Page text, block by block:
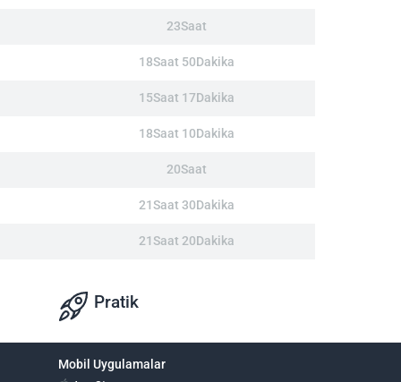
23Saat
18Saat 50Dakika
15Saat 17Dakika
18Saat 10Dakika
20Saat
21Saat 30Dakika
21Saat 20Dakika
Pratik
Mobil Uygulamalar